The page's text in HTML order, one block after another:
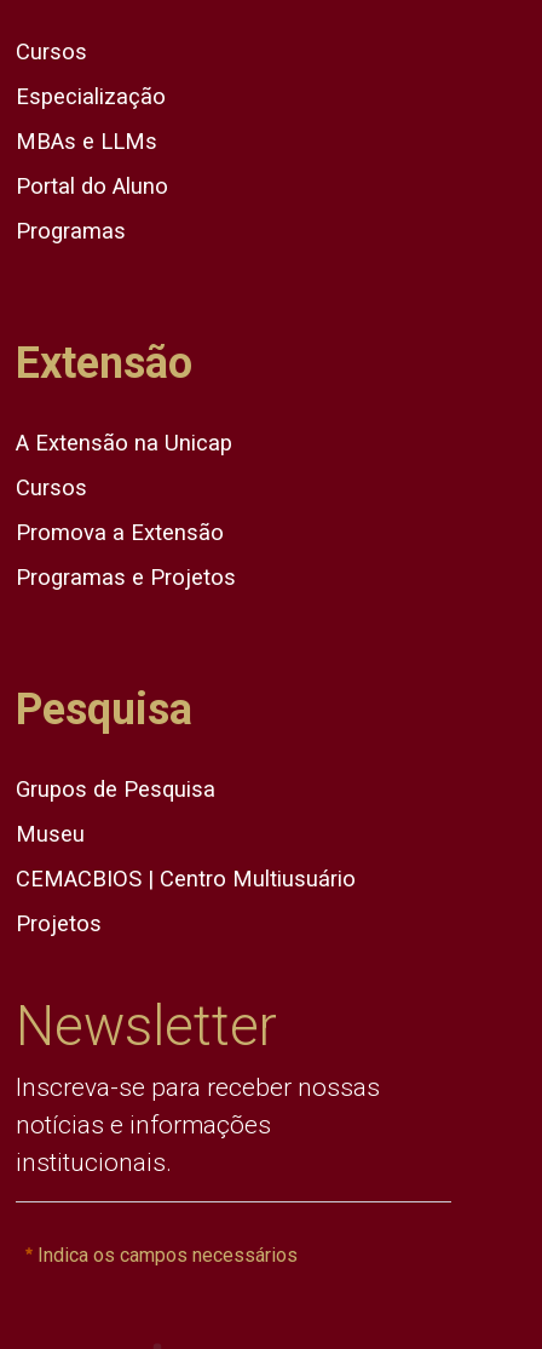
Cursos
Especialização
MBAs e LLMs
Portal do Aluno
Programas
Extensão
A Extensão na Unicap
Cursos
Promova a Extensão
Programas e Projetos
Pesquisa
Grupos de Pesquisa
Museu
CEMACBIOS | Centro Multiusuário
Projetos
Newsletter
Inscreva-se para receber nossas
notícias e informações
institucionais.
Indica os campos necessários